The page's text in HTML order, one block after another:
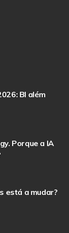
BI além
Porque a IA
está a mudar?